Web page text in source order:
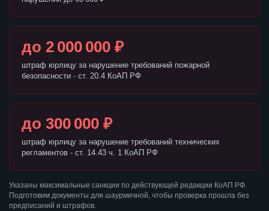
до 2 000 000 ₽
штраф юрлицу за нарушение требований пожарной
безопасности - ст. 20.4 КоАП РФ
до 300 000 ₽
штраф юрлицу за нарушение требований технических
регламентов - ст. 14.43 ч. 1 КоАП РФ
Указаны максимальные санкции по действующей редакции КоАП РФ.
Подготовим документы для шаурмичной, чтобы проверка прошла без
предписаний и штрафов.